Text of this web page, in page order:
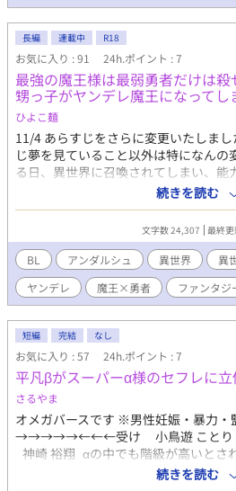
長編 連載中 R18
お気に入り : 91 24h.ポイント : 7
最強の魔王様は最弱勇者だけは
甥っ子がヤンデレ魔王になってし
ひよこ麺
11/4 あらすじをさらに変更いたしま
じ夢を見ていること以外は特になんの
る日、異世界に召喚されてしまい、能
尽な目にあわされて、トラウマまで植
な勇者を呼び出すという名目で魔王城
態で捨てられてしまう。魔族に見つ
魔王様に救われて一命をとりとめるこ
け物とされる魔王様は、確かに無関心
切に扱ってくれたことにレイジは感動
礼をすべく城に住み込むことになる。
れてきた魔王様の悲しい過去と、人間
時、自身が魔王様の過去に関係する人
とを思い出すことになり……。
続きを読む
文字数 24,307 最終
BL アンダルシュ 異世界 異
ヤンデレ
魔王×勇者 ファンタジ
短編 完結 なし
お気に入り : 57 24h.ポイント : 7
平凡βがスーパーα様のセフレに
さるやま
オメガバースです ※男性妊娠・暴力・
→→→→→←←←受け 小鳥遊 ことり ソ
神崎 裕翔 αの中でも階級が高いと
と神崎の友達。自分が神崎とことりを
少し罪悪感を感じて色々する。 門馬
続きを読む